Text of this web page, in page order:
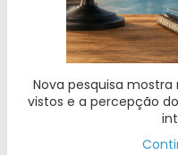
Nova pesquisa
vistos e a percepção